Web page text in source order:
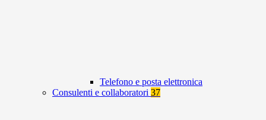
Telefono e posta elettronica
Consulenti e collaboratori 37